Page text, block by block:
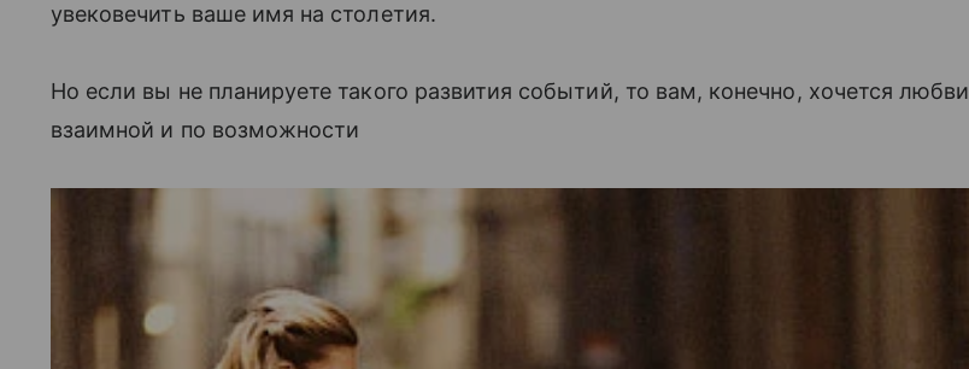
увековечить ваше имя на столетия.
Но если вы не планируете такого развития событий, то вам, конечно, хочется любви
взаимной и по возможности